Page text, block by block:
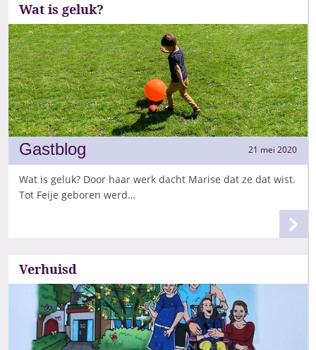
Wat is geluk?
Gastblog 21 mei 2020
Wat is geluk? Door haar werk dacht Marise dat ze dat wist.
Tot Feije geboren werd…
Verhuisd